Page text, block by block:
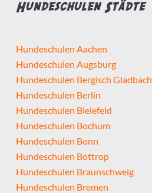
Hundeschulen Städte
Hundeschulen Aachen
Hundeschulen Augsburg
Hundeschulen Bergisch Gladbach
Hundeschulen Berlin
Hundeschulen Bielefeld
Hundeschulen Bochum
Hundeschulen Bonn
Hundeschulen Bottrop
Hundeschulen Braunschweig
Hundeschulen Bremen